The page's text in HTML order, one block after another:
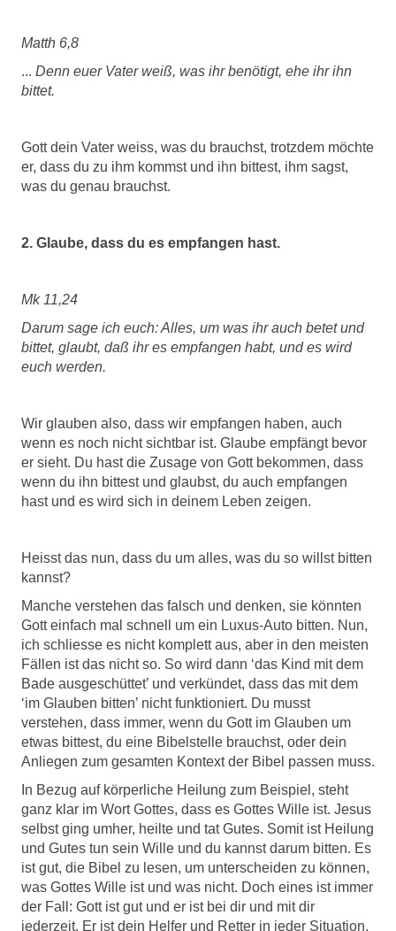
Matth 6,8
... Denn euer Vater weiß, was ihr benötigt, ehe ihr ihn
bittet.
Gott dein Vater weiss, was du brauchst, trotzdem möchte
er, dass du zu ihm kommst und ihn bittest, ihm sagst,
was du genau brauchst.
2. Glaube, dass du es empfangen hast.
Mk 11,24
Darum sage ich euch: Alles, um was ihr auch betet und
bittet, glaubt, daß ihr es empfangen habt, und es wird
euch werden.
Wir glauben also, dass wir empfangen haben, auch
wenn es noch nicht sichtbar ist. Glaube empfängt bevor
er sieht. Du hast die Zusage von Gott bekommen, dass
wenn du ihn bittest und glaubst, du auch empfangen
hast und es wird sich in deinem Leben zeigen.
Heisst das nun, dass du um alles, was du so willst bitten
kannst?
Manche verstehen das falsch und denken, sie könnten
Gott einfach mal schnell um ein Luxus-Auto bitten. Nun,
ich schliesse es nicht komplett aus, aber in den meisten
Fällen ist das nicht so. So wird dann ‘das Kind mit dem
Bade ausgeschüttet’ und verkündet, dass das mit dem
‘im Glauben bitten’ nicht funktioniert. Du musst
verstehen, dass immer, wenn du Gott im Glauben um
etwas bittest, du eine Bibelstelle brauchst, oder dein
Anliegen zum gesamten Kontext der Bibel passen muss.
In Bezug auf körperliche Heilung zum Beispiel, steht
ganz klar im Wort Gottes, dass es Gottes Wille ist. Jesus
selbst ging umher, heilte und tat Gutes. Somit ist Heilung
und Gutes tun sein Wille und du kannst darum bitten. Es
ist gut, die Bibel zu lesen, um unterscheiden zu können,
was Gottes Wille ist und was nicht. Doch eines ist immer
der Fall: Gott ist gut und er ist bei dir und mit dir
jederzeit. Er ist dein Helfer und Retter in jeder Situation,